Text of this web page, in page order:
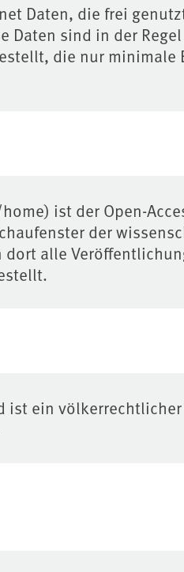
Daten, die frei
Daten sind in der
die nur minimale
ist der Open-
der
alle
ist ein